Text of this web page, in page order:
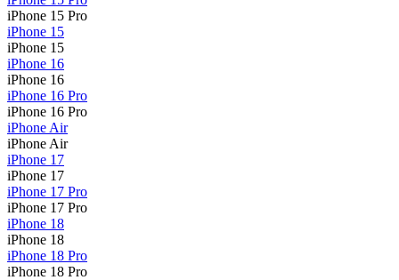
iPhone 15 Pro
iPhone 15
iPhone 15
iPhone 16
iPhone 16
iPhone 16 Pro
iPhone 16 Pro
iPhone Air
iPhone Air
iPhone 17
iPhone 17
iPhone 17 Pro
iPhone 17 Pro
iPhone 18
iPhone 18
iPhone 18 Pro
iPhone 18 Pro